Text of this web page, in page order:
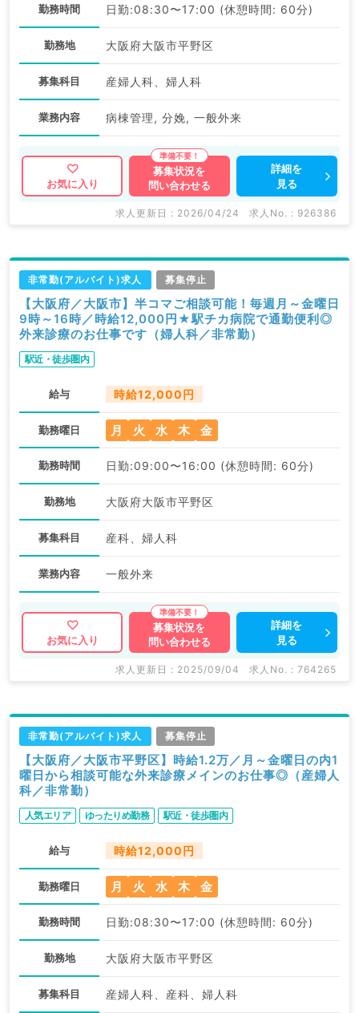
勤務時間 日勤:08:30〜17:00 (休憩時間: 60分)
勤務地 大阪府大阪市平野区
募集科目 産婦人科、婦人科
業務内容 病棟管理, 分娩, 一般外来
お気に入り
募集状況を
問い合わせる
詳細を
見る
求人更新日 : 2026/04/24 求人No. : 926386
非常勤(アルバイト)求人 募集停止
【大阪府／大阪市】半コマご相談可能！毎週月～金曜日
9時～16時／時給12,000円★駅チカ病院で通勤便利◎
外来診療のお仕事です（婦人科／非常勤）
駅近・徒歩圏内
給与 時給12,000円
勤務曜日 月 火 水 木 金
勤務時間 日勤:09:00〜16:00 (休憩時間: 60分)
勤務地 大阪府大阪市平野区
募集科目 産科、婦人科
業務内容 一般外来
お気に入り
募集状況を
問い合わせる
詳細を
見る
求人更新日 : 2025/09/04 求人No. : 764265
非常勤(アルバイト)求人 募集停止
【大阪府／大阪市平野区】時給1.2万／月～金曜日の内1
曜日から相談可能な外来診療メインのお仕事◎（産婦人
科／非常勤）
人気エリア ゆったりめ勤務 駅近・徒歩圏内
給与 時給12,000円
勤務曜日 月 火 水 木 金
勤務時間 日勤:08:30〜17:00 (休憩時間: 60分)
勤務地 大阪府大阪市平野区
募集科目 産婦人科、産科、婦人科